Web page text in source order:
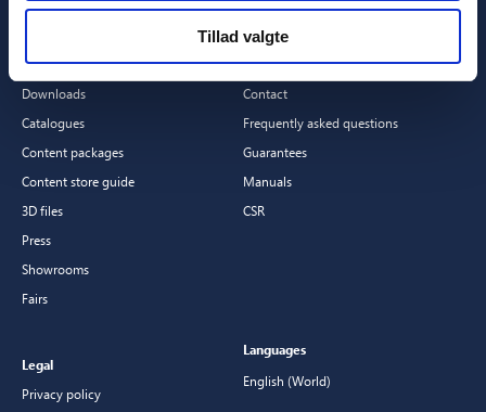
Tillad valgte
Professionals
Downloads
Catalogues
Content packages
Content store guide
3D files
Press
Showrooms
Fairs
Customer Service
Contact
Frequently asked questions
Guarantees
Manuals
CSR
Legal
Privacy policy
Languages
English (World)